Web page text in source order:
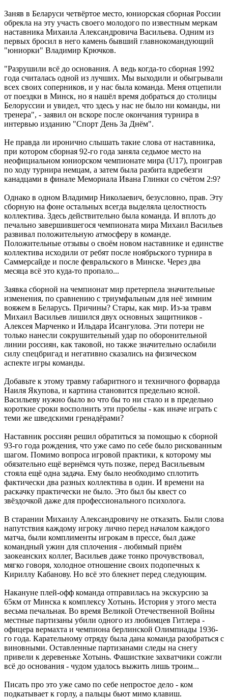
Заняв в Беларуси четвёртое место, юниорская сборная России
обрекла на эту участь своего молодого по известным меркам
наставника Михаила Александровича Васильева. Одним из
первых бросил в него камень бывший главнокомандующий
"юниорки" Владимир Крючков.
"Разрушили всё до основания. А ведь когда-то сборная 1992
года считалась одной из лучших. Мы выходили и обыгрывали
всех своих соперников, и у нас была команда. Меня отцепили
от поездки в Минск, но я нашёл время добраться до столицы
Белоруссии и увидел, что здесь у нас не было ни команды, ни
тренера", - заявил он вскоре после окончания турнира в
интервью изданию "Спорт День За Днём".
Не правда ли иронично слышать такие слова от наставника,
при котором сборная 92-го года заняла седьмое место на
неофициальном юниорском чемпионате мира (U17), проиграв
по ходу турнира немцам, а затем была разбита вдребезги
канадцами в финале Мемориала Ивана Глинки со счётом 2:9?
Однако в одном Владимир Николаевич, безусловно, прав. Эту
сборную на фоне остальных всегда выделяла целостность
коллектива. Здесь действительно была команда. И вплоть до
печально завершившегося чемпионата мира Михаил Васильев
развивал положительную атмосферу в команде.
Положительные отзывы о своём новом наставнике и единстве
коллектива исходили от ребят после ноябрьского турнира в
Саммерсайде и после февральского в Минске. Через два
месяца всё это куда-то пропало...
Заявка сборной на чемпионат мир претерпела значительные
изменения, по сравнению с триумфальным для неё зимним
вояжем в Беларусь. Причины? Стары, как мир. Из-за травм
Михаил Васильев лишился двух основных защитников -
Алексея Марченко и Ильдара Исангулова. Эти потери не
только нанесли сокрушительный удар по оборонительной
линии россиян, как таковой, но также значительно ослабили
силу спецбригад и негативно сказались на физическом
аспекте игры команды.
Добавьте к этому травму габаритного и техничного форварда
Наиля Якупова, и картина становится предельно ясной.
Васильеву нужно было во что бы то ни стало и в предельно
короткие сроки восполнить эти пробелы - как иначе играть с
теми же шведскими гренадёрами?
Наставник россиян решил обратиться за помощью к сборной
93-го года рождения, что уже само по себе было рискованным
шагом. Помимо вопроса игровой практики, к которому мы
обязательно ещё вернёмся чуть позже, перед Васильевым
стояла ещё одна задача. Ему было необходимо сплотить
фактически два разных коллектива в один. И времени на
раскачку практически не было. Это был бы квест со
звёздочкой даже для профессионального психолога.
В старании Михаилу Александровичу не отказать. Были слова
напутствия каждому игроку лично перед началом каждого
матча, были комплименты игрокам в прессе, был даже
командный ужин для сплочения - любимый приём
заокеанских коллег, Васильев даже тонко прочувствовал,
мягко говоря, холодное отношение своих подопечных к
Кириллу Кабанову. Но всё это блекнет перед следующим.
Накануне плей-офф команда отправилась на экскурсию за
65км от Минска к комплексу Хотынь. История у этого места
весьма печальная. Во время Великой Отечественной Войны
местные партизаны убили одного из любимцев Гитлера -
офицера вермахта и чемпиона берлинской Олимпиады 1936-
го года. Карательному отряду была дана команда разобраться с
виновными. Оставленные партизанами следы на снегу
привели к деревеньке Хотынь. Фашисткие захватчики сожгли
всё до основания - чудом удалось выжить лишь троим...
Писать про это уже само по себе непростое дело - ком
подкатывает к горлу, а пальцы бьют мимо клавиш.